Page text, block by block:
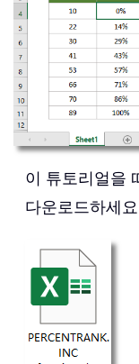
이 튜토리얼을
다운로드하세요